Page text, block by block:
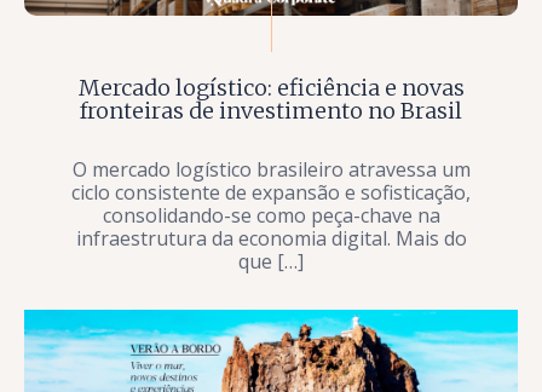
Mercado logístico: eficiência e novas
fronteiras de investimento no Brasil
O mercado logístico brasileiro atravessa um
ciclo consistente de expansão e sofisticação,
consolidando-se como peça-chave na
infraestrutura da economia digital. Mais do
que […]